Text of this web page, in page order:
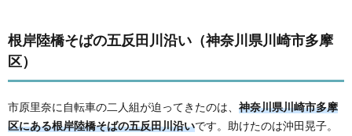
根岸陸橋そばの五反田川沿い（神奈川県川崎市多摩
区）
市原里奈に自転車の二人組が迫ってきたのは、 神奈川県川崎市多摩
区にある根岸陸橋そばの五反田川沿いです。助けたのは沖田晃子。